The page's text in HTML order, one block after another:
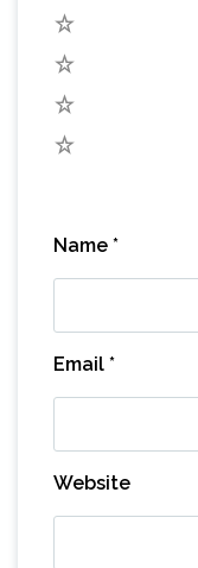
Name *
Email *
Website